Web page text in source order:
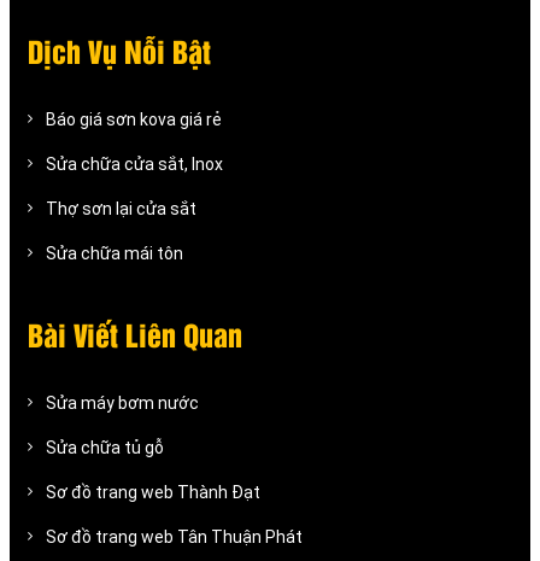
Dịch Vụ Nỗi Bật
Báo giá sơn kova giá rẻ
Sửa chữa cửa sắt, Inox
Thợ sơn lại cửa sắt
Sửa chữa mái tôn
Bài Viết Liên Quan
Sửa máy bơm nước
Sửa chữa tủ gỗ
Sơ đồ trang web Thành Đạt
Sơ đồ trang web Tân Thuận Phát